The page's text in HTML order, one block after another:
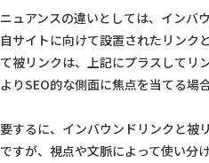
ニュアンスの違いとしては、インバ
自サイトに向けて設置されたリンク
て被リンクは、上記にプラスしてリ
よりSEO的な側面に焦点を当てる場
要するに、インバウンドリンクと被
ですが、視点や文脈によって使い分